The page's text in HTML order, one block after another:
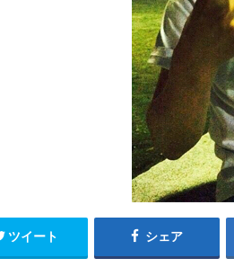
ツイート シェア